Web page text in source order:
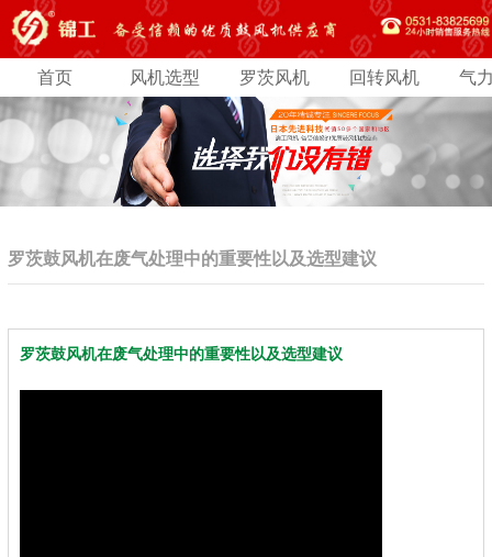
首页 风机选型 罗茨风机 回转风机 气
罗茨鼓风机在废气处理中的重要性以及选型建议
罗茨鼓风机在废气处理中的重要性以及选型建议